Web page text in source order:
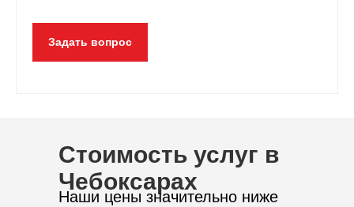
Задать вопрос
Стоимость услуг в
Чебоксарах
Наши цены значительно ниже